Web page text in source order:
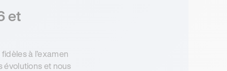
et
à l’examen
évolutions et nous